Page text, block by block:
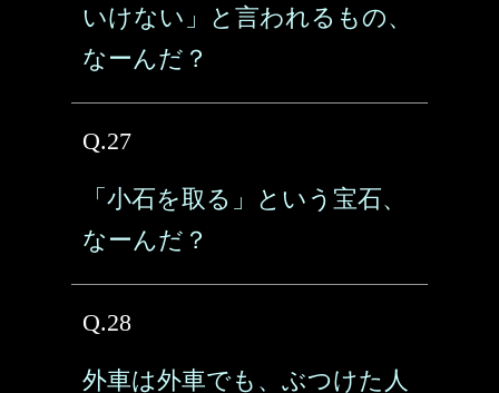
いけない」と言われるもの、
なーんだ？
Q.27
「小石を取る」という宝石、
なーんだ？
Q.28
外車は外車でも、ぶつけた人